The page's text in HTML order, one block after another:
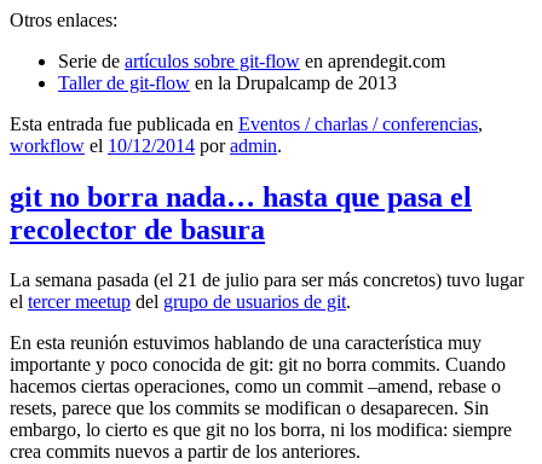
Otros enlaces:
Serie de artículos sobre git-flow en aprendegit.com
Taller de git-flow en la Drupalcamp de 2013
Esta entrada fue publicada en Eventos / charlas / conferencias,
workflow el 10/12/2014 poradmin.
git no borra nada… hasta que pasa el
recolector de basura
La semana pasada (el 21 de julio para ser más concretos) tuvo lugar
el tercer meetup del grupo de usuarios de git.
En esta reunión estuvimos hablando de una característica muy
importante y poco conocida de git: git no borra commits. Cuando
hacemos ciertas operaciones, como un commit –amend, rebase o
resets, parece que los commits se modifican o desaparecen. Sin
embargo, lo cierto es que git no los borra, ni los modifica: siempre
crea commits nuevos a partir de los anteriores.